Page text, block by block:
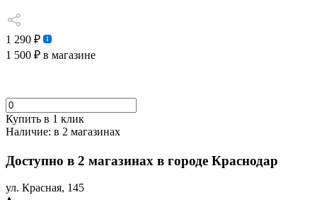
1 290 ₽
1 500 ₽ в магазине
Купить в 1 клик
Наличие: в 2 магазинах
Доступно в 2 магазинах в городе Краснодар
ул. Красная, 145